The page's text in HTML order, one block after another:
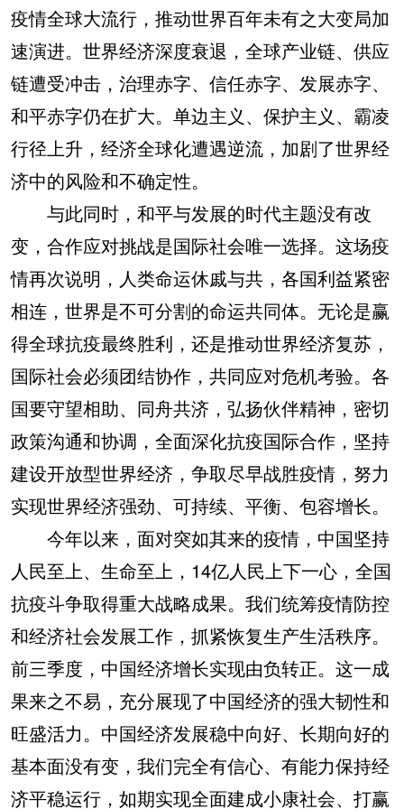
疫情全球大流行，推动世界百年未有之大变局加
速演进。世界经济深度衰退，全球产业链、供应
链遭受冲击，治理赤字、信任赤字、发展赤字、
和平赤字仍在扩大。单边主义、保护主义、霸凌
行径上升，经济全球化遭遇逆流，加剧了世界经
济中的风险和不确定性。
与此同时，和平与发展的时代主题没有改
变，合作应对挑战是国际社会唯一选择。这场疫
情再次说明，人类命运休戚与共，各国利益紧密
相连，世界是不可分割的命运共同体。无论是赢
得全球抗疫最终胜利，还是推动世界经济复苏，
国际社会必须团结协作，共同应对危机考验。各
国要守望相助、同舟共济，弘扬伙伴精神，密切
政策沟通和协调，全面深化抗疫国际合作，坚持
建设开放型世界经济，争取尽早战胜疫情，努力
实现世界经济强劲、可持续、平衡、包容增长。
今年以来，面对突如其来的疫情，中国坚持
人民至上、生命至上，14亿人民上下一心，全国
抗疫斗争取得重大战略成果。我们统筹疫情防控
和经济社会发展工作，抓紧恢复生产生活秩序。
前三季度，中国经济增长实现由负转正。这一成
果来之不易，充分展现了中国经济的强大韧性和
旺盛活力。中国经济发展稳中向好、长期向好的
基本面没有变，我们完全有信心、有能力保持经
济平稳运行，如期实现全面建成小康社会、打赢